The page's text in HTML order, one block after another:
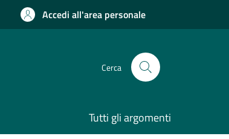
Accedi all'area personale
Cerca
Tutti gli argomenti